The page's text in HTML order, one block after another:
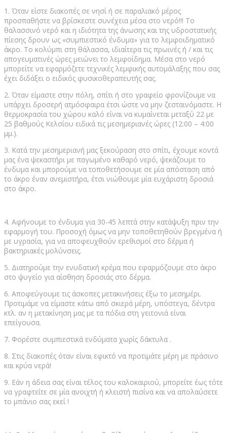
1. Όταν είστε διακοπές σε νησί ή σε παραλιακό μέρος
προσπαθήστε να βρίσκεστε συνέχεια μέσα στο νερό!!! Το
θαλασσινό νερό και η ιδιότητα της άνωσης και της υδροστατικής
πίεσης δρουν ως «συμπιεστικό ένδυμα» για το λεμφοιδηματικό
άκρο. Το κολύμπι στη θάλασσα, ιδιαίτερα τις πρωινές ή / και τις
απογευματινές ώρες μειώνει το λεμφοίδημα. Μέσα στο νερό
μπορείτε να εφαρμόζετε τεχνικές λεμφικής αυτομάλαξης που σας
έχει διδάξει ο ειδικός φυσικοθεραπευτής σας.
2. Όταν είμαστε στην πόλη, σπίτι ή στο γραφείο φρονίζουμε να
υπάρχει δροσερή ατμόσφαιρα έτσι ώστε να μην ζεσταινόμαστε. Η
θερμοκρασία του χώρου καλό είναι να κυμαίνεται μεταξύ 22 με
25 βαθμούς Κελσίου ειδικά τις μεσημεριανές ώρες (12:00 – 4:00
μμ.).
3. Κατά την μεσημεριανή μας ξεκούραση στο σπίτι, έχουμε κοντά
μας ένα ψεκαστήρι με παγωμένο καθαρό νερό, ψεκάζουμε το
ένδυμα και μπορούμε να τοποθετήσουμε σε μία απόσταση από
το άκρο έναν ανεμιστήρα, έτσι νιώθουμε μία ευχάριστη δροσιά
στο άκρο.
4. Αφήνουμε το ένδυμα για 30-45 λεπτά στην κατάψυξη πριν την
εφαρμογή του. Προσοχή όμως να μην τοποθετηθούν βρεγμένα ή
με υγρασία, για να αποφευχθούν ερεθισμοί στο δέρμα ή
βακτηριακές μολύνσεις.
5. Διατηρούμε την ενυδατική κρέμα που εφαρμόζουμε στο άκρο
στο ψυγείο για αίσθηση δροσιάς στο δέρμα.
6. Αποφεύγουμε τις άσκοπες μετακινήσεις έξω το μεσημέρι.
Προτιμάμε να είμαστε κάτω από σκιερά μέρη, υπόστεγα, δέντρα
κτλ. αν η μετακίνηση μας με τα πόδια στη γειτονιά είναι
επείγουσα.
7. Φορέστε συμπιεστικά ενδύματα χωρίς δάκτυλα .
8. Στις διακοπές όταν είναι εφικτό να προτιμάτε μέρη με πράσινο
και κρύα νερά!
9. Εάν η άδεια σας είναι τέλος του καλοκαιριού, μπορείτε έως τότε
να γραφτείτε σε μία ανοιχτή ή κλειστή πισίνα και να απολαύσετε
το μπάνιο σας εκεί !